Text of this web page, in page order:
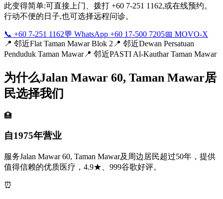
此变得简单:可直接上门、拨打 +60 7-251 1162,或在线预约。
行动不便的日子,也可选择远程问诊。
📞 +60 7-251 1162💬 WhatsApp +60 17-500 7205📅 MOVO-X
📍 邻近Flat Taman Mawar Blok 2 📍 邻近Dewan Persatuan
Penduduk Taman Mawar📍 邻近PASTI Al-Kauthar Taman Mawar
为什么Jalan Mawar 60, Taman Mawar居
民选择我们
🏥
自1975年营业
服务Jalan Mawar 60, Taman Mawar及周边居民超过50年，提供
值得信赖的优质医疗，4.9★、999谷歌好评。
⏰